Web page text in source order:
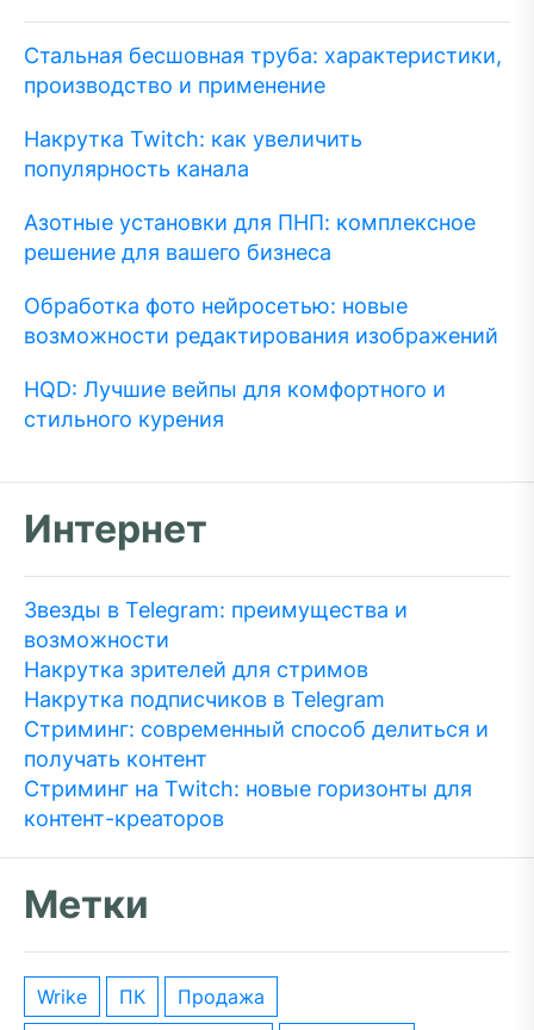
Стальная бесшовная труба: характеристики,
производство и применение
Накрутка Twitch: как увеличить
популярность канала
Азотные установки для ПНП: комплексное
решение для вашего бизнеса
Обработка фото нейросетью: новые
возможности редактирования изображений
HQD: Лучшие вейпы для комфортного и
стильного курения
Интернет
Звезды в Telegram: преимущества и
возможности
Накрутка зрителей для стримов
Накрутка подписчиков в Telegram
Стриминг: современный способ делиться и
получать контент
Стриминг на Twitch: новые горизонты для
контент-креаторов
Метки
wrike ПК
Продажа